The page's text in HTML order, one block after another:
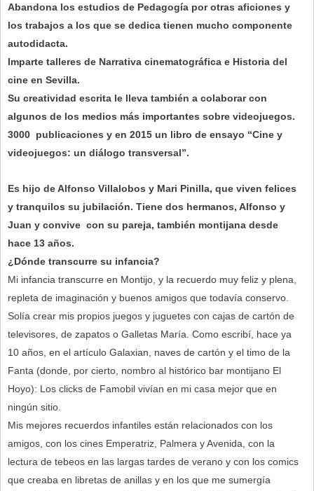
Abandona los estudios de Pedagogía por otras aficiones y
los trabajos a los que se dedica tienen mucho componente
autodidacta.
Imparte talleres de Narrativa cinematográfica e Historia del
cine en Sevilla.
Su creatividad escrita le lleva también a colaborar con
algunos de los medios más importantes sobre videojuegos.
3000 publicaciones y en 2015 un libro de ensayo “Cine y
videojuegos: un diálogo transversal”.
Es hijo de Alfonso Villalobos y Mari Pinilla, que viven felices
y tranquilos su jubilación. Tiene dos hermanos, Alfonso y
Juan y convive con su pareja, también montijana desde
hace 13 años.
¿Dónde transcurre su infancia?
Mi infancia transcurre en Montijo, y la recuerdo muy feliz y plena,
repleta de imaginación y buenos amigos que todavía conservo.
Solía crear mis propios juegos y juguetes con cajas de cartón de
televisores, de zapatos o Galletas María. Como escribí, hace ya
10 años, en el artículo Galaxian, naves de cartón y el timo de la
Fanta (donde, por cierto, nombro al histórico bar montijano El
Hoyo): Los clicks de Famobil vivían en mi casa mejor que en
ningún sitio.
Mis mejores recuerdos infantiles están relacionados con los
amigos, con los cines Emperatriz, Palmera y Avenida, con la
lectura de tebeos en las largas tardes de verano y con los comics
que creaba en libretas de anillas y en los que me sumergía